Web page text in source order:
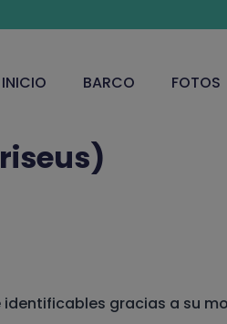
INICIO
BARCO FOTOS
gracias a su